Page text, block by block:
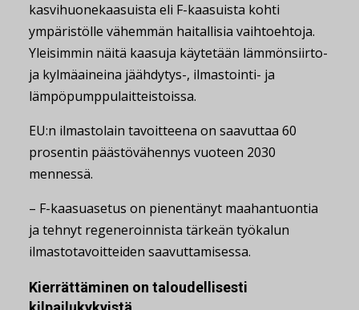
kasvihuonekaasuista eli F-kaasuista kohti
ympäristölle vähemmän haitallisia vaihtoehtoja.
Yleisimmin näitä kaasuja käytetään lämmönsiirto-
ja kylmäaineina jäähdytys-, ilmastointi- ja
lämpöpumppulaitteistoissa.
EU:n ilmastolain tavoitteena on saavuttaa 60
prosentin päästövähennys vuoteen 2030
mennessä.
– F-kaasuasetus on pienentänyt maahantuontia
ja tehnyt regeneroinnista tärkeän työkalun
ilmastotavoitteiden saavuttamisessa.
Kierrättäminen on taloudellisesti